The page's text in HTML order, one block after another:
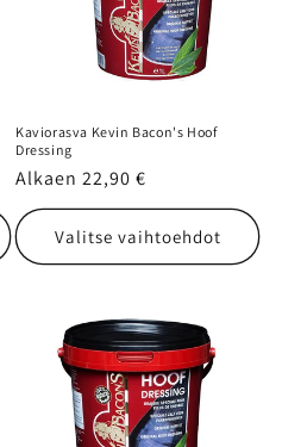
Kaviorasva Kevin Bacon's Hoof
Dressing
Normaalihinta
Alkaen 22,90 €
Valitse vaihtoehdot